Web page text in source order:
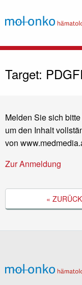
Target:
Melden Sie sich bitte
um den Inhalt
von
Zur Anmeldung
« ZURÜCK